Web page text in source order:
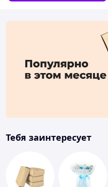
Тебя заинтересует